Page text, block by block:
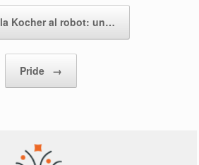
Kocher al robot: un…
Pride →